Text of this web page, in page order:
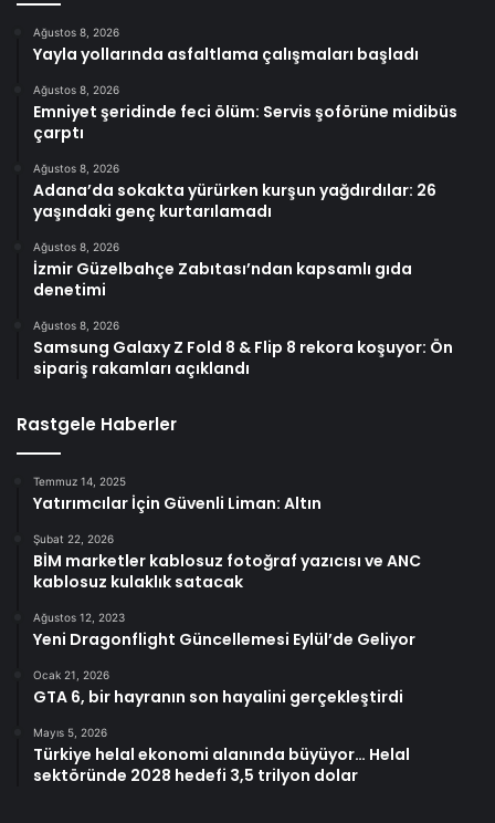
Ağustos 8, 2026
Yayla yollarında asfaltlama çalışmaları başladı
Ağustos 8, 2026
Emniyet şeridinde feci ölüm: Servis şoförüne midibüs
çarptı
Ağustos 8, 2026
Adana’da sokakta yürürken kurşun yağdırdılar: 26
yaşındaki genç kurtarılamadı
Ağustos 8, 2026
İzmir Güzelbahçe Zabıtası’ndan kapsamlı gıda
denetimi
Ağustos 8, 2026
Samsung Galaxy Z Fold 8 & Flip 8 rekora koşuyor: Ön
sipariş rakamları açıklandı
Rastgele Haberler
Temmuz 14, 2025
Yatırımcılar İçin Güvenli Liman: Altın
Şubat 22, 2026
BİM marketler kablosuz fotoğraf yazıcısı ve ANC
kablosuz kulaklık satacak
Ağustos 12, 2023
Yeni Dragonflight Güncellemesi Eylül’de Geliyor
Ocak 21, 2026
GTA 6, bir hayranın son hayalini gerçekleştirdi
Mayıs 5, 2026
Türkiye helal ekonomi alanında büyüyor… Helal
sektöründe 2028 hedefi 3,5 trilyon dolar